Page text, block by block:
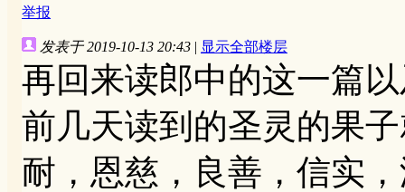
举报
发表于 2019-10-13 20:43 | 显示全部楼层
再回来读郎中的这一篇
前几天读到的圣灵的果
耐，恩慈，良善，信实